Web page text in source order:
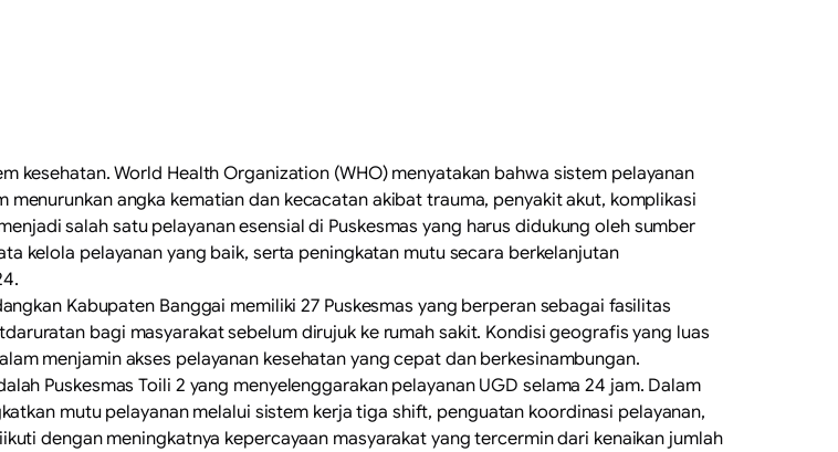
kesehatan. World Health Organization (WHO) menyatakan bahwa sistem pelayanan
angka kematian dan kecacatan akibat trauma, penyakit akut, komplikasi
salah satu pelayanan esensial di Puskesmas yang harus didukung oleh sumber
kelola pelayanan yang baik, serta peningkatan mutu secara berkelanjutan
Kabupaten Banggai memiliki 27 Puskesmas yang berperan sebagai fasilitas
bagi masyarakat sebelum dirujuk ke rumah sakit. Kondisi geografis yang luas
menjamin akses pelayanan kesehatan yang cepat dan berkesinambungan.
Puskesmas Toili 2 yang menyelenggarakan pelayanan UGD selama 24 jam. Dalam
mutu pelayanan melalui sistem kerja tiga shift, penguatan koordinasi pelayanan,
dengan meningkatnya kepercayaan masyarakat yang tercermin dari kenaikan jumlah